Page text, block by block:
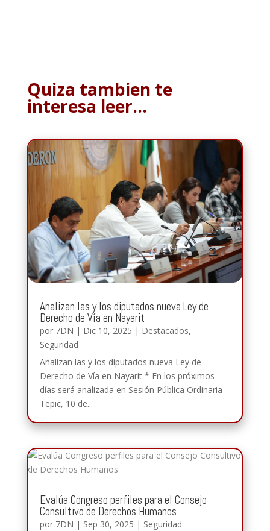
Quiza tambien te
interesa leer…
Analizan las y los diputados nueva Ley de
Derecho de Vía en Nayarit
por 7DN | Dic 10, 2025 | Destacados,
Seguridad
Analizan las y los diputados nueva Ley de
Derecho de Vía en Nayarit * En los próximos
días será analizada en Sesión Pública Ordinaria
Tepic, 10 de...
Evalúa Congreso perfiles para el Consejo
Consultivo de Derechos Humanos
por 7DN | Sep 30, 2025 | Seguridad